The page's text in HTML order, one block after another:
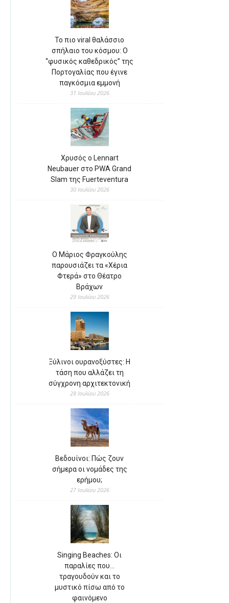
Το πιο viral θαλάσσιο
σπήλαιο του κόσμου: Ο
“φυσικός καθεδρικός” της
Πορτογαλίας που έγινε
παγκόσμια εμμονή
31 Ιουλίου 2026
Χρυσός ο Lennart
Neubauer στο PWA Grand
Slam της Fuerteventura
30 Ιουλίου 2026
Ο Μάριος Φραγκούλης
παρουσιάζει τα «Χέρια
Φτερά» στο Θέατρο
Βράχων
29 Ιουλίου 2026
Ξύλινοι ουρανοξύστες: Η
τάση που αλλάζει τη
σύγχρονη αρχιτεκτονική
28 Ιουλίου 2026
Βεδουίνοι: Πώς ζουν
σήμερα οι νομάδες της
ερήμου;
27 Ιουλίου 2026
Singing Beaches: Οι
παραλίες που…
τραγουδούν και το
μυστικό πίσω από το
φαινόμενο